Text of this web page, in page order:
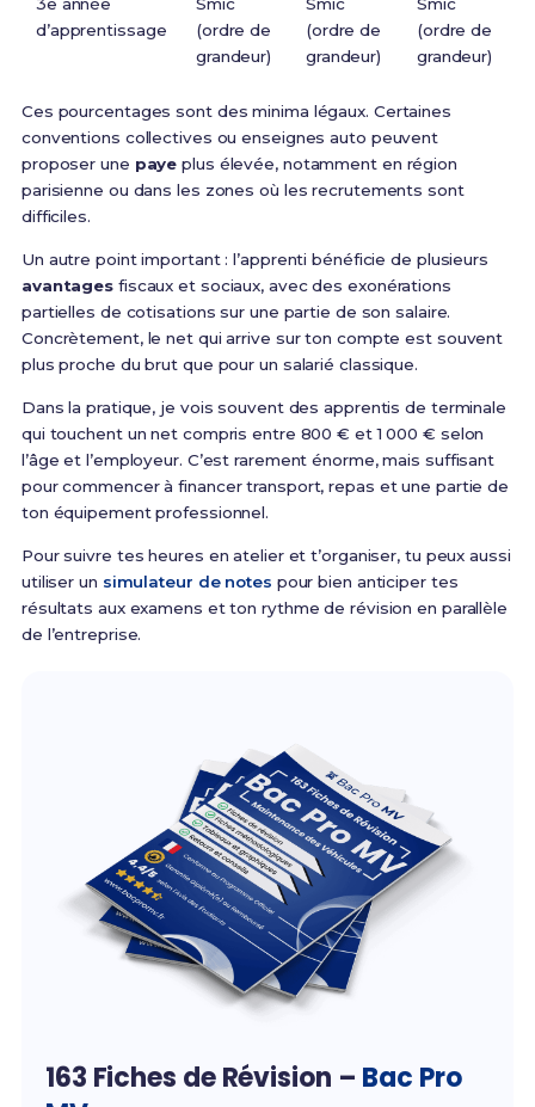
3e année
d’apprentissage
Smic
(ordre de
grandeur)
Smic
(ordre de
grandeur)
Smic
(ordre de
grandeur)
Ces pourcentages sont des minima légaux. Certaines
conventions collectives ou enseignes auto peuvent
proposer une paye plus élevée, notamment en région
parisienne ou dans les zones où les recrutements sont
difficiles.
Un autre point important : l’apprenti bénéficie de plusieurs
avantages fiscaux et sociaux, avec des exonérations
partielles de cotisations sur une partie de son salaire.
Concrètement, le net qui arrive sur ton compte est souvent
plus proche du brut que pour un salarié classique.
Dans la pratique, je vois souvent des apprentis de terminale
qui touchent un net compris entre 800 € et 1 000 € selon
l’âge et l’employeur. C’est rarement énorme, mais suffisant
pour commencer à financer transport, repas et une partie de
ton équipement professionnel.
Pour suivre tes heures en atelier et t’organiser, tu peux aussi
utiliser un simulateur de notes pour bien anticiper tes
résultats aux examens et ton rythme de révision en parallèle
de l’entreprise.
163 Fiches de Révision – Bac Pro